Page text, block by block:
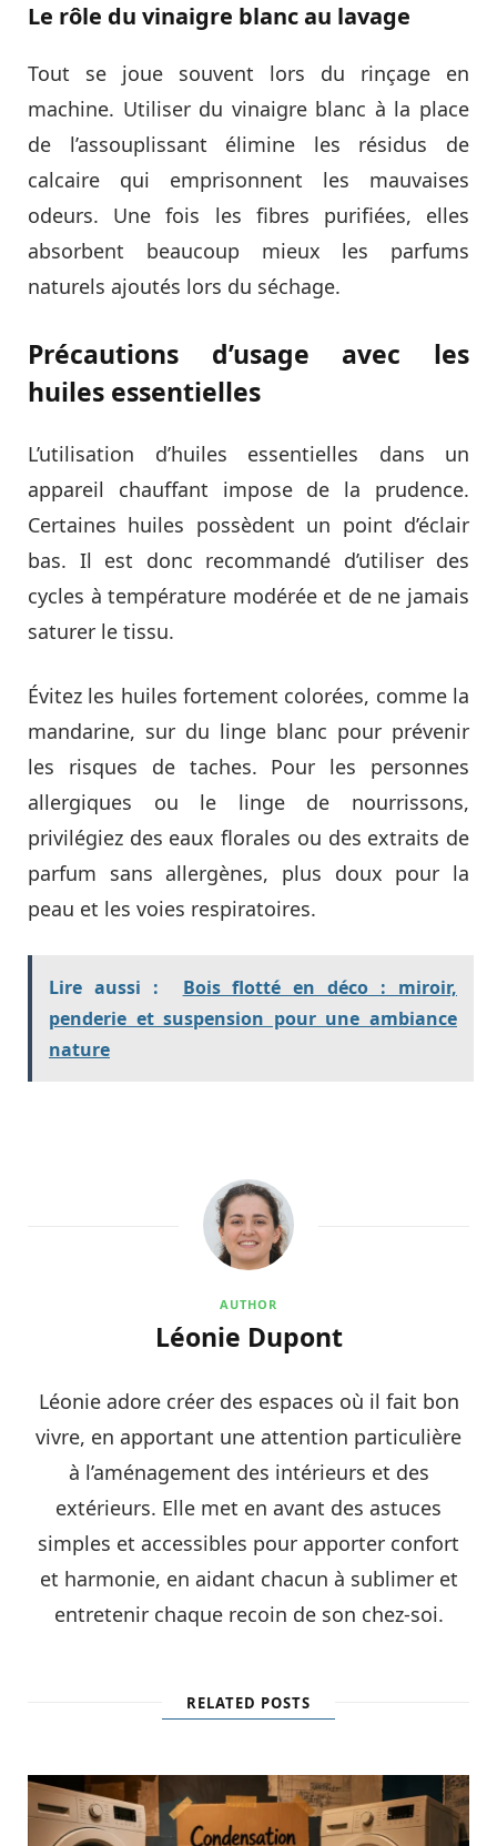
Le rôle du vinaigre blanc au lavage
Tout se joue souvent lors du rinçage en
machine. Utiliser du vinaigre blanc à la place
de l’assouplissant élimine les résidus de
calcaire qui emprisonnent les mauvaises
odeurs. Une fois les fibres purifiées, elles
absorbent beaucoup mieux les parfums
naturels ajoutés lors du séchage.
Précautions d’usage avec les
huiles essentielles
L’utilisation d’huiles essentielles dans un
appareil chauffant impose de la prudence.
Certaines huiles possèdent un point d’éclair
bas. Il est donc recommandé d’utiliser des
cycles à température modérée et de ne jamais
saturer le tissu.
Évitez les huiles fortement colorées, comme la
mandarine, sur du linge blanc pour prévenir
les risques de taches. Pour les personnes
allergiques ou le linge de nourrissons,
privilégiez des eaux florales ou des extraits de
parfum sans allergènes, plus doux pour la
peau et les voies respiratoires.
Lire aussi :
Bois flotté en déco : miroir,
penderie et suspension pour une ambiance
nature
AUTHOR
Léonie Dupont
Léonie adore créer des espaces où il fait bon
vivre, en apportant une attention particulière
à l’aménagement des intérieurs et des
extérieurs. Elle met en avant des astuces
simples et accessibles pour apporter confort
et harmonie, en aidant chacun à sublimer et
entretenir chaque recoin de son chez-soi.
RELATED POSTS